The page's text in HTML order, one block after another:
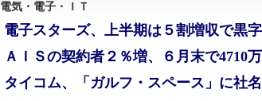
電気・電子・ＩＴ
電子スターズ、上半期は５割増収で黒
ＡＩＳの契約者２％増、６月末で4710
タイコム、「ガルフ・スペース」に社